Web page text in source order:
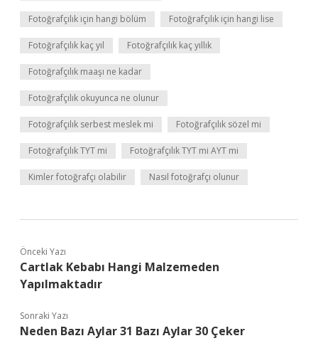
Fotoğrafçılık için hangi bölüm Fotoğrafçılık için hangi lise
Fotoğrafçılık kaç yıl Fotoğrafçılık kaç yıllık
Fotoğrafçılık maaşı ne kadar
Fotoğrafçılık okuyunca ne olunur
Fotoğrafçılık serbest meslek mi Fotoğrafçılık sözel mi
Fotoğrafçılık TYT mi Fotoğrafçılık TYT mi AYT mi
Kimler fotoğrafçı olabilir Nasıl fotoğrafçı olunur
Önceki Yazı
Cartlak Kebabı Hangi Malzemeden
Yapılmaktadır
Sonraki Yazı
Neden Bazı Aylar 31 Bazı Aylar 30 Çeker